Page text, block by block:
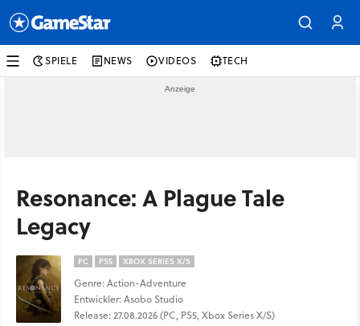
SPIELE NEWS VIDEOS TECH
Resonance: A Plague Tale
Legacy
PC PS5 XBOX SERIES X/S
Genre: Action-Adventure
Entwickler: Asobo Studio
Release: 27.08.2026 (PC, PS5, Xbox Series X/S)